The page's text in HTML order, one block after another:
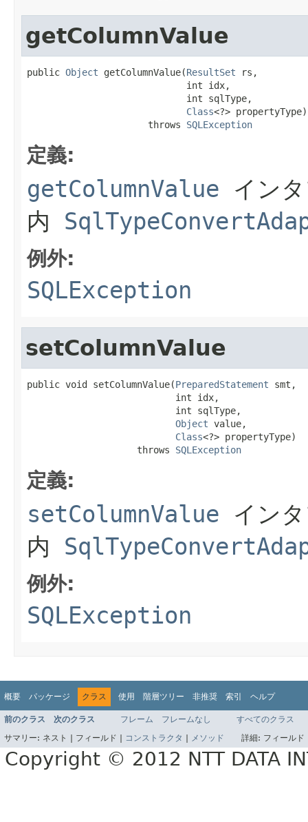
getColumnValue
public Object getColumnValue(ResultSet rs,
                             int idx,
                             int sqlType,
Class<?> propertyType)
                      throws
SQLException
定義:
getColumnValue イン
内
例外:
SQLException
setColumnValue
public void setColumnValue(PreparedStatement smt,
                           int idx,
                           int sqlType,
Object value,
Class<?> propertyType)
                    throws
SQLException
定義:
setColumnValue イン
内
例外:
SQLException
概要 パッケージ クラス 使用 階層ツリー 非推奨 索引 ヘルプ
前のクラス 次のクラス フレーム フレームなし
すべてのクラス
サマリー: ネスト | フィールド | コンストラクタ メソッド 詳細: フィール
Copyright © 2012 NTT DATA